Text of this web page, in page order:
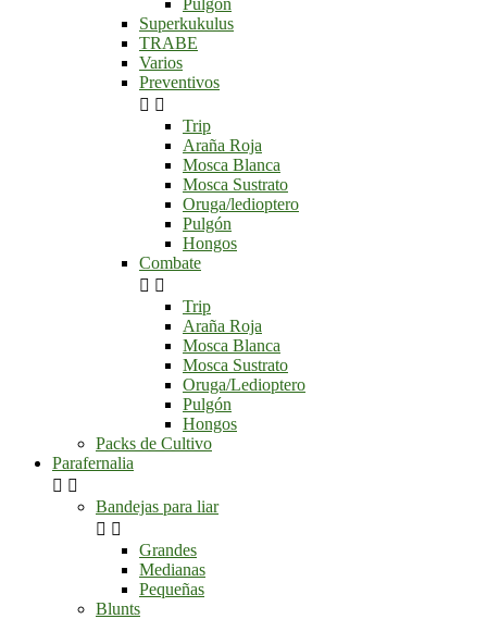
Superkukulus
TRABE
Varios
Preventivos
 
Trip
Araña Roja
Mosca Blanca
Mosca Sustrato
Oruga/ledioptero
Pulgón
Hongos
Combate
 
Trip
Araña Roja
Mosca Blanca
Mosca Sustrato
Oruga/Ledioptero
Pulgón
Hongos
Packs de Cultivo
Parafernalia
 
Bandejas para liar
 
Grandes
Medianas
Pequeñas
Blunts